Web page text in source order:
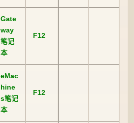
Gate
way
笔记
本
F12
eMac
hine
s笔记
本
F12